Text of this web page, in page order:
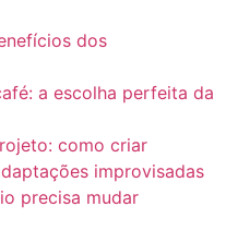
dos
a escolha perfeita da
como criar
improvisadas
precisa mudar